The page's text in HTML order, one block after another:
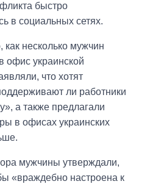
быстро
в социальных сетях.
как несколько мужчин
офис украинской
что хотят
ли работники
а также предлагали
в офисах украинских
мужчины утверждали,
«враждебно настроена к